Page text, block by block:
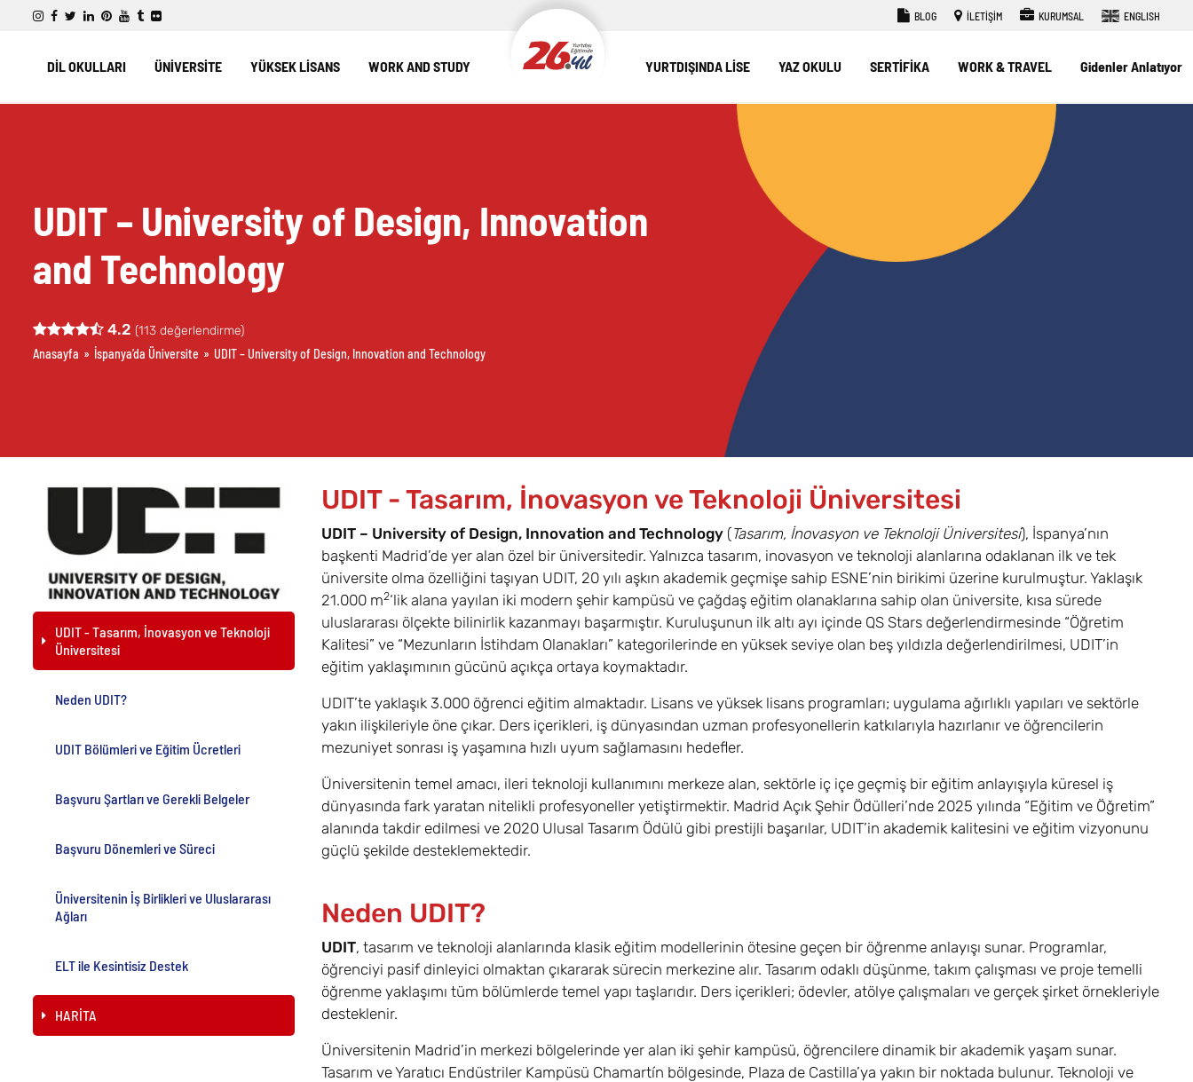
BLOG İLETİŞİM KURUMSAL ENGLISH
DİL OKULLARI ÜNİVERSİTE YÜKSEK LİSANS WORK AND STUDY YURTDIŞINDA LİSE YAZ OKULU SERTİFİKA WORK & TRAVEL Gidenler Anlatıyor
UDIT – University of Design, Innovation
and Technology
4.2 (113 değerlendirme)
Anasayfa » İspanya’da Üniversite » UDIT – University of Design, Innovation and Technology
UDIT - Tasarım, İnovasyon ve Teknoloji
Üniversitesi
Neden UDIT?
UDIT Bölümleri ve Eğitim Ücretleri
Başvuru Şartları ve Gerekli Belgeler
Başvuru Dönemleri ve Süreci
Üniversitenin İş Birlikleri ve Uluslararası
Ağları
ELT ile Kesintisiz Destek
HARİTA
UDIT - Tasarım, İnovasyon ve Teknoloji Üniversitesi
UDIT – University of Design, Innovation and Technology (Tasarım, İnovasyon ve Teknoloji Üniversitesi), İspanya’nın
başkenti Madrid’de yer alan özel bir üniversitedir. Yalnızca tasarım, inovasyon ve teknoloji alanlarına odaklanan ilk ve tek
üniversite olma özelliğini taşıyan UDIT, 20 yılı aşkın akademik geçmişe sahip ESNE’nin birikimi üzerine kurulmuştur. Yaklaşık
21.000 m2‘lik alana yayılan iki modern şehir kampüsü ve çağdaş eğitim olanaklarına sahip olan üniversite, kısa sürede
uluslararası ölçekte bilinirlik kazanmayı başarmıştır. Kuruluşunun ilk altı ayı içinde QS Stars değerlendirmesinde “Öğretim
Kalitesi” ve “Mezunların İstihdam Olanakları” kategorilerinde en yüksek seviye olan beş yıldızla değerlendirilmesi, UDIT’in
eğitim yaklaşımının gücünü açıkça ortaya koymaktadır.
UDIT’te yaklaşık 3.000 öğrenci eğitim almaktadır. Lisans ve yüksek lisans programları; uygulama ağırlıklı yapıları ve sektörle
yakın ilişkileriyle öne çıkar. Ders içerikleri, iş dünyasından uzman profesyonellerin katkılarıyla hazırlanır ve öğrencilerin
mezuniyet sonrası iş yaşamına hızlı uyum sağlamasını hedefler.
Üniversitenin temel amacı, ileri teknoloji kullanımını merkeze alan, sektörle iç içe geçmiş bir eğitim anlayışıyla küresel iş
dünyasında fark yaratan nitelikli profesyoneller yetiştirmektir. Madrid Açık Şehir Ödülleri’nde 2025 yılında “Eğitim ve Öğretim”
alanında takdir edilmesi ve 2020 Ulusal Tasarım Ödülü gibi prestijli başarılar, UDIT’in akademik kalitesini ve eğitim vizyonunu
güçlü şekilde desteklemektedir.
Neden UDIT?
UDIT, tasarım ve teknoloji alanlarında klasik eğitim modellerinin ötesine geçen bir öğrenme anlayışı sunar. Programlar,
öğrenciyi pasif dinleyici olmaktan çıkararak sürecin merkezine alır. Tasarım odaklı düşünme, takım çalışması ve proje temelli
öğrenme yaklaşımı tüm bölümlerde temel yapı taşlarıdır. Ders içerikleri; ödevler, atölye çalışmaları ve gerçek şirket örnekleriyle
desteklenir.
Üniversitenin Madrid’in merkezi bölgelerinde yer alan iki şehir kampüsü, öğrencilere dinamik bir akademik yaşam sunar.
Tasarım ve Yaratıcı Endüstriler Kampüsü Chamartín bölgesinde, Plaza de Castilla’ya yakın bir noktada bulunur. Teknoloji ve